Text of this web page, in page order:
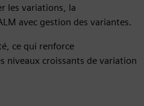
les variations, la
avec gestion des variantes.
ce qui renforce
niveaux croissants de variation